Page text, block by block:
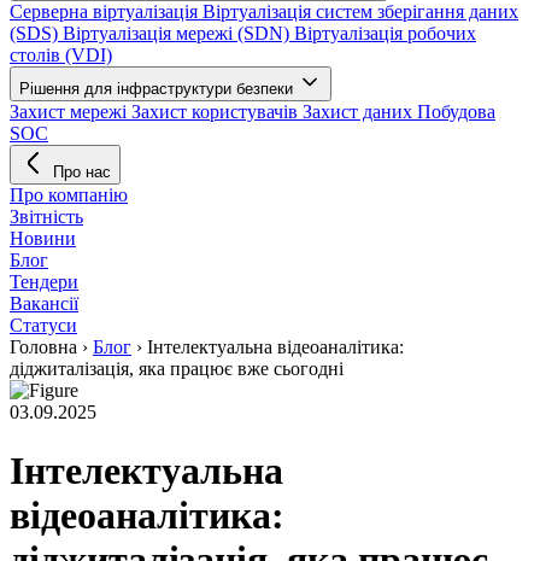
Серверна віртуалізація Віртуалізація систем зберігання даних
(SDS) Віртуалізація мережі (SDN) Віртуалізація робочих
столів (VDI)
Рішення для інфраструктури безпеки
Захист мережі Захист користувачів Захист даних Побудова
SOC
Про нас
Про компанію
Звітність
Новини
Блог
Тендери
Вакансії
Статуси
Головна › Блог › Інтелектуальна відеоаналітика:
діджиталізація, яка працює вже сьогодні
03.09.2025
Інтелектуальна
відеоаналітика: